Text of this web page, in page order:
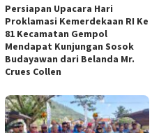
Persiapan Upacara Hari
Proklamasi Kemerdekaan RI Ke
81 Kecamatan Gempol
Mendapat Kunjungan Sosok
Budayawan dari Belanda Mr.
Crues Collen